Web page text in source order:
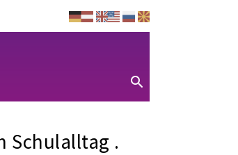
Schulalltag .